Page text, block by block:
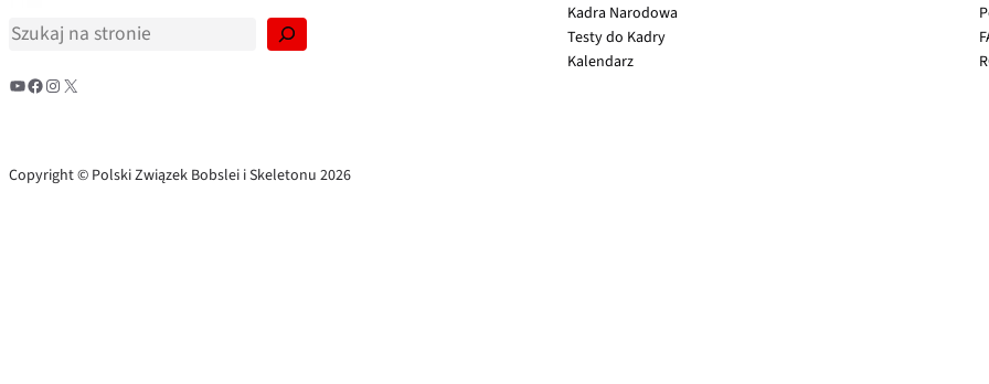
k
jYouTube Facebook Instagram X
Kadra Narodowa
Testy do Kadry
Kalendarz
Copyright © Polski Związek Bobslei i Skeletonu 2026